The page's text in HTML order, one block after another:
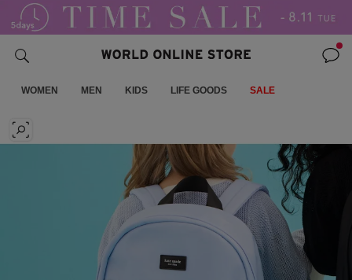
WOMEN MEN KIDS LIFE GOODS SALE